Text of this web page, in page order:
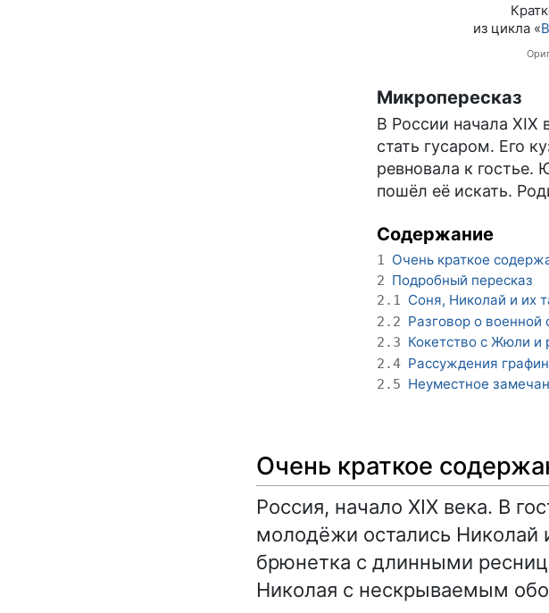
из цикла «
Микропересказ
В России начала
стать гусаром. Его
ревновала к
пошёл её искать.
Содержание
1 Очень краткое
2 Подробный пересказ
2.1 Соня, Николай и их
2.2 Разговор о
2.3 Кокетство с Жюли и
2.4 Рассуждения
2.5 Неуместное
Очень краткое
Россия, начало XIX века. В
молодёжи остались Николай
брюнетка с длинными
Николая с нескрываемым